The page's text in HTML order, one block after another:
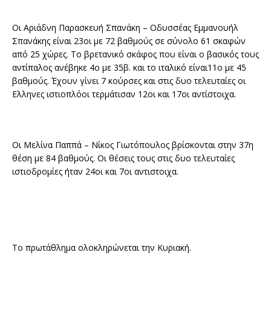
Οι Αριάδνη Παρασκευή Σπανάκη – Οδυσσέας Εμμανουήλ
Σπανάκης είναι 23οι με 72 βαθμούς σε σύνολο 61 σκαφών
από 25 χώρες. Το βρετανικό σκάφος που είναι ο βασικός τους
αντίπαλος ανέβηκε 4ο με 35β. και το ιταλικό είναι11ο με 45
βαθμούς. Έχουν γίνει 7 κούρσες και στις δυο τελευταίες οι
Ελληνες ιστιοπλόοι τερμάτισαν 12οι και 17οι αντίστοιχα.
Οι Μελίνα Παππά – Νίκος Γιωτόπουλος βρίσκονται στην 37η
θέση με 84 βαθμούς. Οι θέσεις τους στις δυο τελευταίες
ιστιοδρομίες ήταν 24οι και 7οι αντιστοιχα.
Το πρωτάθλημα ολοκληρώνεται την Κυριακή.